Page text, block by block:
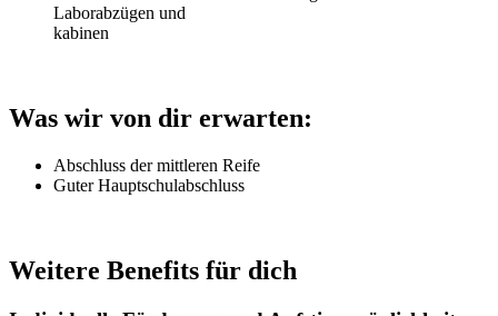
Laborabzügen und
kabinen
Was wir von dir erwarten:
Abschluss der mittleren Reife
Guter Hauptschulabschluss
Weitere Benefits für dich